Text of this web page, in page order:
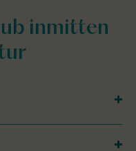
inmitten